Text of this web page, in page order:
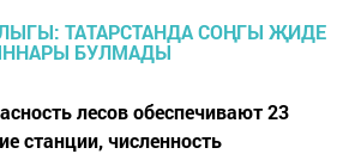
лесов обеспечивают 23
станции, численность